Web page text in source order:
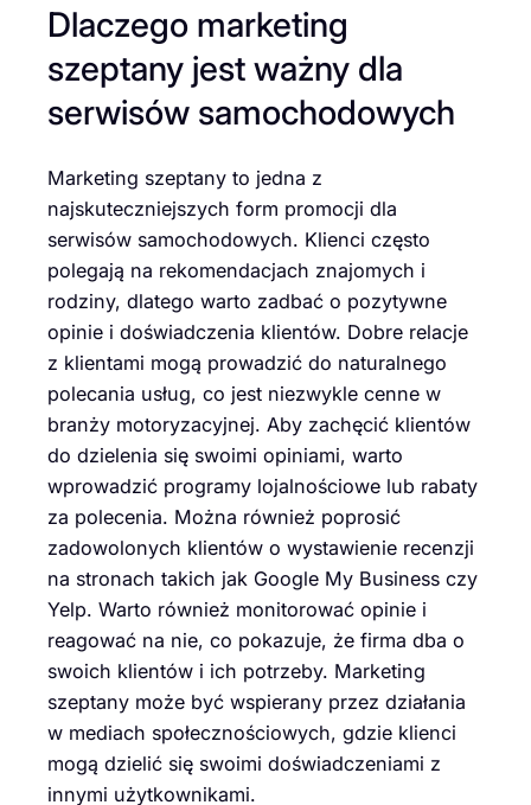
Dlaczego marketing
szeptany jest ważny dla
serwisów samochodowych
Marketing szeptany to jedna z
najskuteczniejszych form promocji dla
serwisów samochodowych. Klienci często
polegają na rekomendacjach znajomych i
rodziny, dlatego warto zadbać o pozytywne
opinie i doświadczenia klientów. Dobre relacje
z klientami mogą prowadzić do naturalnego
polecania usług, co jest niezwykle cenne w
branży motoryzacyjnej. Aby zachęcić klientów
do dzielenia się swoimi opiniami, warto
wprowadzić programy lojalnościowe lub rabaty
za polecenia. Można również poprosić
zadowolonych klientów o wystawienie recenzji
na stronach takich jak Google My Business czy
Yelp. Warto również monitorować opinie i
reagować na nie, co pokazuje, że firma dba o
swoich klientów i ich potrzeby. Marketing
szeptany może być wspierany przez działania
w mediach społecznościowych, gdzie klienci
mogą dzielić się swoimi doświadczeniami z
innymi użytkownikami.